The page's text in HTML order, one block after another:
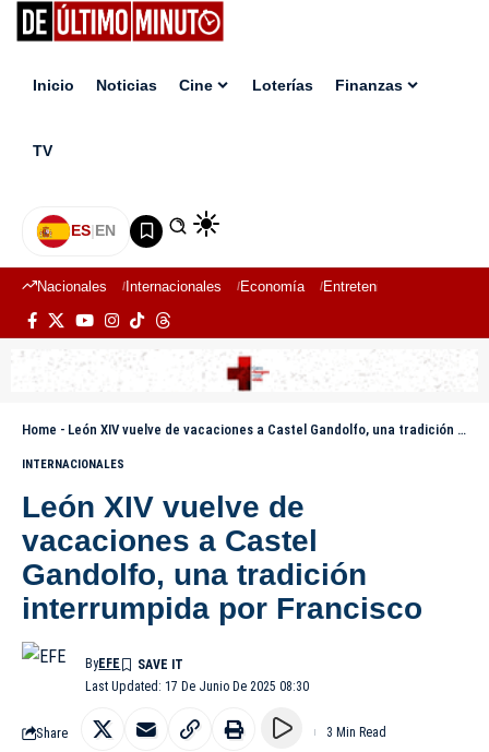
Inicio Noticias Cine Loterías Finanzas
TV
ES|EN
Nacionales Internacionales Economía Entretenimiento
Home - León XIV vuelve de vacaciones a Castel Gandolfo, una tradición interrumpida por Francisco
INTERNACIONALES
León XIV vuelve de
vacaciones a Castel
Gandolfo, una tradición
interrumpida por Francisco
Last Updated: 17 De Junio De 2025 08:30
ByEFE
Share 3 Min Read